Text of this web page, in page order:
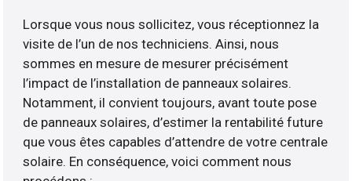
Lorsque vous nous sollicitez, vous réceptionnez la
visite de l’un de nos techniciens. Ainsi, nous
sommes en mesure de mesurer précisément
l’impact de l’installation de panneaux solaires.
Notamment, il convient toujours, avant toute pose
de panneaux solaires, d’estimer la rentabilité future
que vous êtes capables d’attendre de votre centrale
solaire. En conséquence, voici comment nous